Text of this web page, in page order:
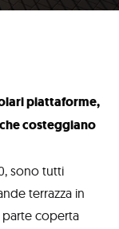
piattaforme,
costeggiano
sono tutti
terrazza in
coperta